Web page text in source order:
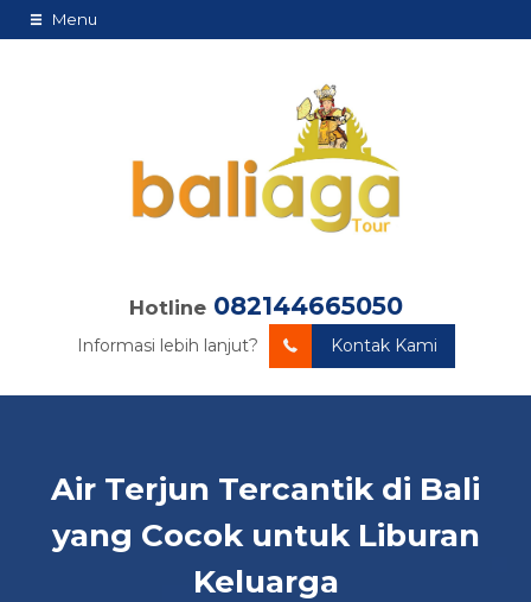
Menu
Hotline 082144665050
Informasi lebih lanjut? Kontak Kami
Air Terjun Tercantik di Bali
yang Cocok untuk Liburan
Keluarga